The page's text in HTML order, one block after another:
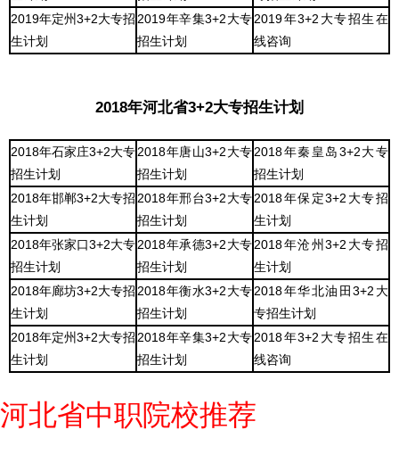
2019年定州3+2大专招
生计划
2019年辛集3+2大专
招生计划
2019年3+2大专招生在
线咨询
2018年河北省3+2大专招生计划
2018年石家庄3+2大专
招生计划
2018年唐山3+2大专
招生计划
2018年秦皇岛3+2大专
招生计划
2018年邯郸3+2大专招
生计划
2018年邢台3+2大专
招生计划
2018年保定3+2大专招
生计划
2018年张家口3+2大专
招生计划
2018年承德3+2大专
招生计划
2018年沧州3+2大专招
生计划
2018年廊坊3+2大专招
生计划
2018年衡水3+2大专
招生计划
2018年华北油田3+2大
专招生计划
2018年定州3+2大专招
生计划
2018年辛集3+2大专
招生计划
2018年3+2大专招生在
线咨询
河北省中职院校推荐